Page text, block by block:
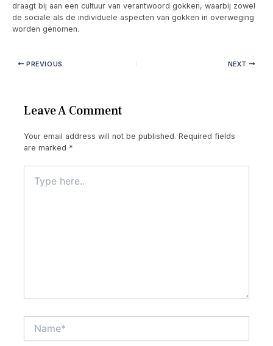
draagt bij aan een cultuur van verantwoord gokken, waarbij zowel
de sociale als de individuele aspecten van gokken in overweging
worden genomen.
PREVIOUS NEXT
Leave A Comment
Your email address will not be published. Required fields
are marked *
here..